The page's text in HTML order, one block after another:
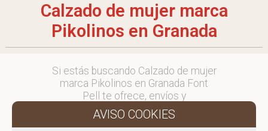
Calzado de mujer marca
Pikolinos en Granada
Si estás buscando Calzado de mujer
marca Pikolinos en Granada Font
Pell te ofrece, envíos y
devoluciones gratuítos a Península y
Baleares, para otros destinos